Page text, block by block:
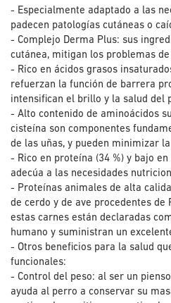
- Especialmente adaptado a las
padecen patologías cutáneas o
- Complejo Derma Plus: sus
cutánea, mitigan los problemas
- Rico en ácidos grasos
refuerzan la función de barrera
intensifican el brillo y la salud del
- Alto contenido de aminoácidos
cisteína son componentes
de las uñas, y pueden minimizar
- Rico en proteína (34 %) y bajo
adecúa a las necesidades
- Proteínas animales de alta
de cerdo y de ave procedentes de
estas carnes están declaradas
humano y suministran un
- Otros beneficios para la salud
funcionales:
- Control del peso: al ser un
ayuda al perro a conservar su